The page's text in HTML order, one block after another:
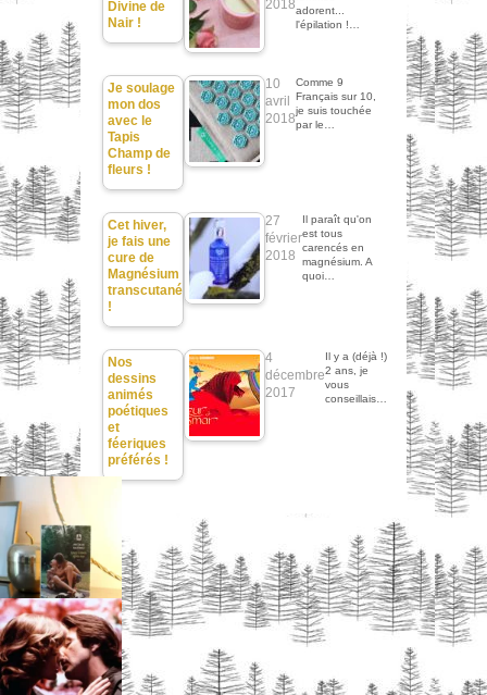
Divine de
Nair !
2018adorent...
l'épilation !…
Je soulage
mon dos
avec le
Tapis
Champ de
fleurs !
10
avril
2018
Comme 9
Français sur 10,
je suis touchée
par le…
Cet hiver,
je fais une
cure de
Magnésium
transcutané
!
27
février
2018
Il paraît qu'on
est tous
carencés en
magnésium. A
quoi…
Nos
dessins
animés
poétiques
et
féeriques
préférés !
4
décembre
2017
Il y a (déjà !)
2 ans, je
vous
conseillais…